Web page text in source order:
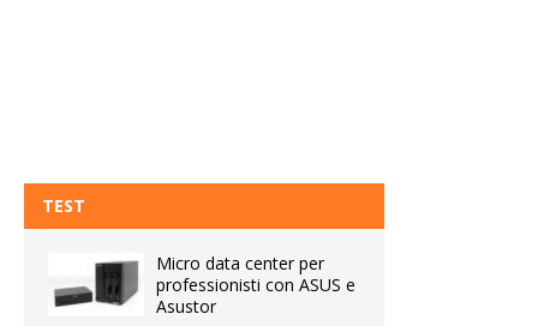
TEST
Micro data center per
professionisti con ASUS e
Asustor